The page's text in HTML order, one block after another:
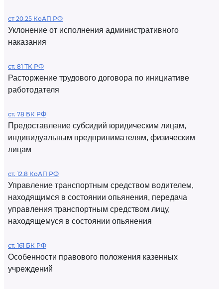
ст 20.25 КоАП РФ
Уклонение от исполнения административного
наказания
ст. 81 ТК РФ
Расторжение трудового договора по инициативе
работодателя
ст. 78 БК РФ
Предоставление субсидий юридическим лицам,
индивидуальным предпринимателям, физическим
лицам
ст. 12.8 КоАП РФ
Управление транспортным средством водителем,
находящимся в состоянии опьянения, передача
управления транспортным средством лицу,
находящемуся в состоянии опьянения
ст. 161 БК РФ
Особенности правового положения казенных
учреждений